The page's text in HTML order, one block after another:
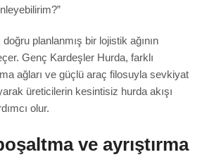
doğru planlanmış bir lojistik ağının
Genç Kardeşler Hurda, farklı
ağları ve güçlü araç filosuyla sevkiyat
üreticilerin kesintisiz hurda akışı
olur.
ve ayrıştırma